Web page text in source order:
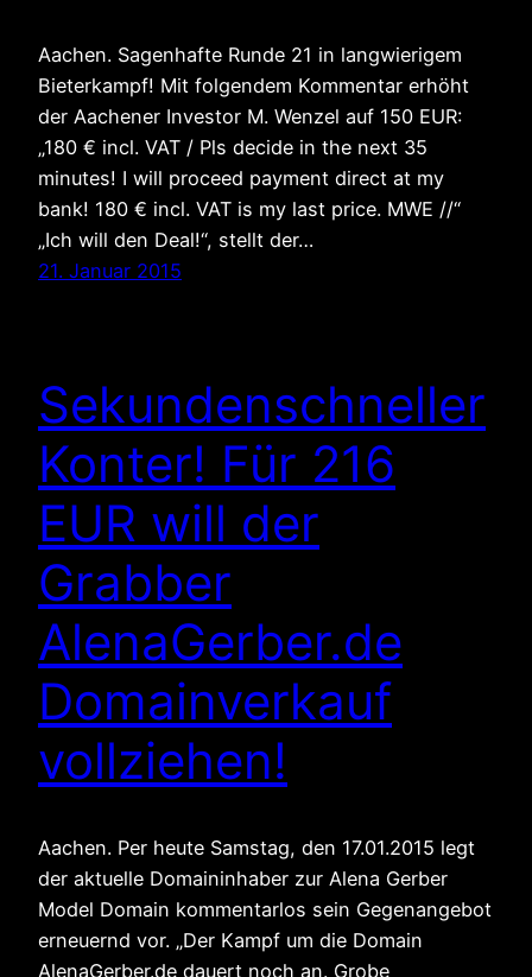
Aachen. Sagenhafte Runde 21 in langwierigem
Bieterkampf! Mit folgendem Kommentar erhöht
der Aachener Investor M. Wenzel auf 150 EUR:
„180 € incl. VAT / Pls decide in the next 35
minutes! I will proceed payment direct at my
bank! 180 € incl. VAT is my last price. MWE //“
„Ich will den Deal!“, stellt der…
21. Januar 2015
Sekundenschneller
Konter! Für 216
EUR will der
Grabber
AlenaGerber.de
Domainverkauf
vollziehen!
Aachen. Per heute Samstag, den 17.01.2015 legt
der aktuelle Domaininhaber zur Alena Gerber
Model Domain kommentarlos sein Gegenangebot
erneuernd vor. „Der Kampf um die Domain
AlenaGerber.de dauert noch an. Grobe